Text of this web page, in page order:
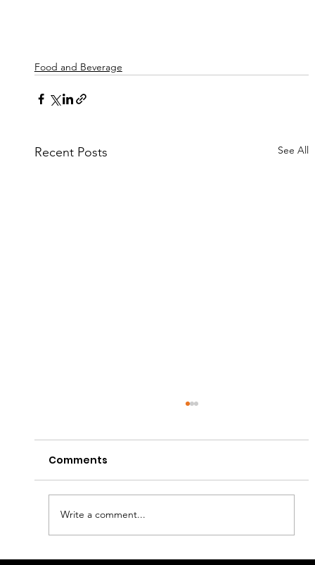
Food and Beverage
Recent Posts See All
Comments
Write a comment...